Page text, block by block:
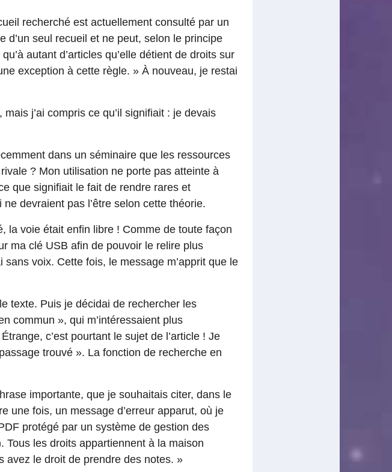
recherché est actuellement consulté par un
d’un seul recueil et ne peut, selon le principe
autant d’articles qu’elle détient de droits sur
exception à cette règle. » À nouveau, je restai
j’ai compris ce qu’il signifiait : je devais
dans un séminaire que les ressources
? Mon utilisation ne porte pas atteinte à
que signifiait le fait de rendre rares et
devraient pas l’être selon cette théorie.
voie était enfin libre ! Comme de toute façon
ma clé USB afin de pouvoir le relire plus
voix. Cette fois, le message m’apprit que le
texte. Puis je décidai de rechercher les
commun », qui m’intéressaient plus
c’est pourtant le sujet de l’article ! Je
trouvé ». La fonction de recherche en
importante, que je souhaitais citer, dans le
une fois, un message d’erreur apparut, où je
protégé par un système de gestion des
les droits appartiennent à la maison
avez le droit de prendre des notes. »